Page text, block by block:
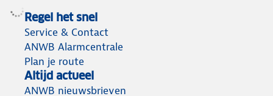
Regel het snel
Service & Contact
ANWB Alarmcentrale
Plan je route
Altijd actueel
ANWB nieuwsbrieven